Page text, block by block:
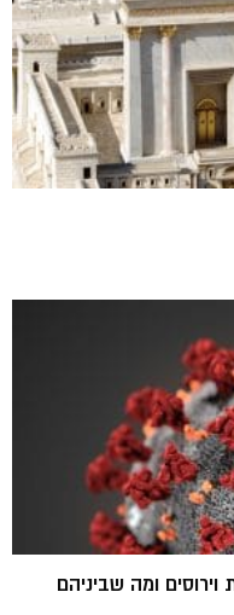
וירוסים ומה שביניהם